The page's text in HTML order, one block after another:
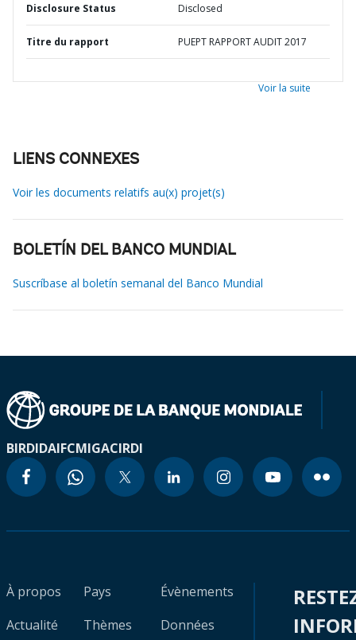
Disclosure Status Disclosed
Titre du rapport PUEPT RAPPORT AUDIT 2017
Voir la suite
LIENS CONNEXES
Voir les documents relatifs au(x) projet(s)
BOLETÍN DEL BANCO MUNDIAL
Suscríbase al boletín semanal del Banco Mundial
BIRDIDAIFCMIGACIRDI
À propos
Actualité
Pays
Thèmes
Évènements
Données